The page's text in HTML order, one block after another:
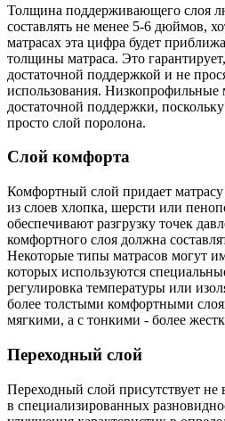
Толщина поддерживающего слоя
составлять не менее 5-6 дюймов,
матрасах эта цифра будет
толщины матраса. Это
достаточной поддержкой и не
использования. Низкопрофильные
достаточной поддержки,
просто слой поролона.
Слой комфорта
Комфортный слой придает матрасу
из слоев хлопка, шерсти или
обеспечивают разгрузку точек
комфортного слоя должна
Некоторые типы матрасов могут
которых используются
регулировка температуры или
более толстыми комфортными
мягкими, а с тонкими - более
Переходный слой
Переходный слой присутствует не
в специализированных